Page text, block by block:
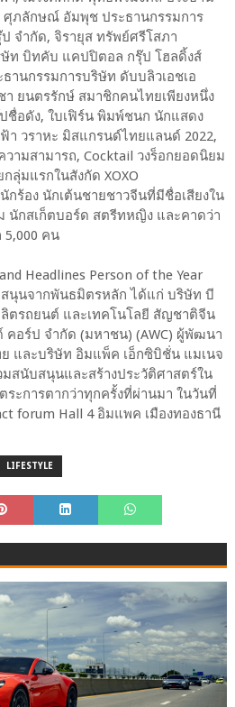
ศุภลักษณ์ อัมพุช ประธานกรรมการ
จำกัด, จิรายุส ทรัพย์ศรีโสภา
ท บิทคับ แคปปิตอล กรุ๊ป โฮลดิ้งส์
านกรรมการบริษัท ดับบลิวเอชเอ
ยนตรรักษ์ สมาชิกคนไทยเพียงหนึ่ง
ปชื่อดัง, ใบเฟิร์น พิมพ์ชนก นักแสดง
วราหะ มิสแกรนด์ไทยแลนด์ 2022,
ามสามารถ, Cocktail วงร็อกยอดนิยม
ลุ่มแรกในสังกัด XOXO
นักร้อง นักเต้นชายชาวจีนที่มีชื่อเสียงใน
นักสเก็ตบอร์ด สตรีทหญิง และคาดว่า
5,000 คน
Headlines Person of the Year
สนุนจากพันธมิตรหลัก ได้แก่ บริษัท บี
ลิตรถยนต์ และเทคโนโลยี สัญชาติจีน
คอร์ป จำกัด (มหาชน) (AWC) ผู้พัฒนา
และบริษัท อิมแพ็ค เอ็กซิบิชั่น แมเนจ
มสนับสนุนและสร้างประวัติศาสตร์ใน
ระการตากว่าทุกครั้งที่ผ่านมา ในวันที่
forum Hall 4 อิมแพค เมืองทองธานี
LIFESTYLE